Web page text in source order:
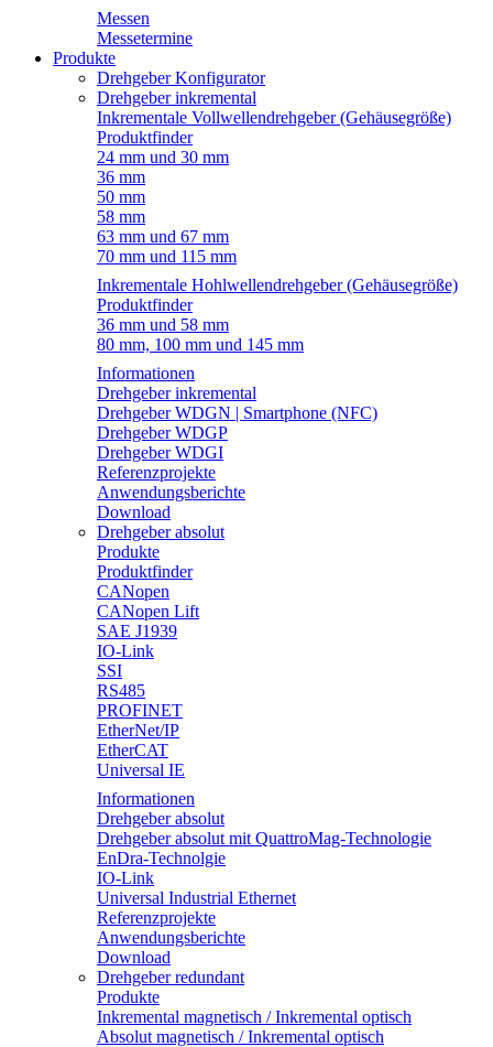
Messen
Messetermine
Produkte
Drehgeber Konfigurator
Drehgeber inkremental
Inkrementale Vollwellendrehgeber (Gehäusegröße)
Produktfinder
24 mm und 30 mm
36 mm
50 mm
58 mm
63 mm und 67 mm
70 mm und 115 mm
Inkrementale Hohlwellendrehgeber (Gehäusegröße)
Produktfinder
36 mm und 58 mm
80 mm, 100 mm und 145 mm
Informationen
Drehgeber inkremental
Drehgeber WDGN | Smartphone (NFC)
Drehgeber WDGP
Drehgeber WDGI
Referenzprojekte
Anwendungsberichte
Download
Drehgeber absolut
Produkte
Produktfinder
CANopen
CANopen Lift
SAE J1939
IO-Link
SSI
RS485
PROFINET
EtherNet/IP
EtherCAT
Universal IE
Informationen
Drehgeber absolut
Drehgeber absolut mit QuattroMag-Technologie
EnDra-Technolgie
IO-Link
Universal Industrial Ethernet
Referenzprojekte
Anwendungsberichte
Download
Drehgeber redundant
Produkte
Inkremental magnetisch / Inkremental optisch
Absolut magnetisch / Inkremental optisch